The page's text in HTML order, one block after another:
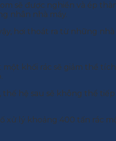
sẽ được nghiền và ép
nhân nhà máy.
hơi thoát ra từ những nhà
một khối rác sẽ giảm thể
hệ sau sẽ không thể
xử lý khoảng 400 tấn rác